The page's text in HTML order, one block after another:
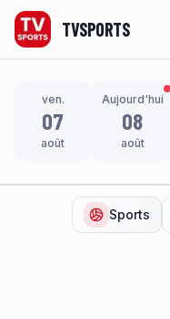
TVSPORTS
ven.
07
août
Aujourd'hui
08
août
Sports